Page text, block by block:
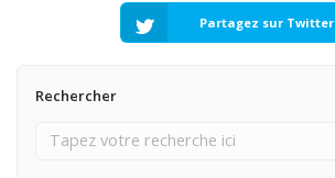
Partagez sur Twitter
Rechercher